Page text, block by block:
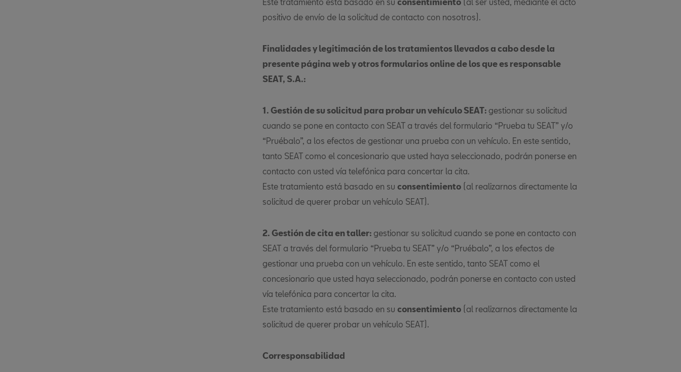
positivo de envío de la solicitud de contacto con nosotros).
Finalidades y legitimación de los tratamientos llevados a cabo desde la
presente página web y otros formularios online de los que es responsable
SEAT, S.A.:
1. Gestión de su solicitud para probar un vehículo SEAT: gestionar su solicitud
cuando se pone en contacto con SEAT a través del formulario “Prueba tu SEAT” y/o
“Pruébalo”, a los efectos de gestionar una prueba con un vehículo. En este sentido,
tanto SEAT como el concesionario que usted haya seleccionado, podrán ponerse en
contacto con usted vía telefónica para concertar la cita.
Este tratamiento está basado en su consentimiento(al realizarnos directamente la
solicitud de querer probar un vehículo SEAT).
2. Gestión de cita en taller: gestionar su solicitud cuando se pone en contacto con
SEAT a través del formulario “Prueba tu SEAT” y/o “Pruébalo”, a los efectos de
gestionar una prueba con un vehículo. En este sentido, tanto SEAT como el
concesionario que usted haya seleccionado, podrán ponerse en contacto con usted
vía telefónica para concertar la cita.
Este tratamiento está basado en su consentimiento(al realizarnos directamente la
solicitud de querer probar un vehículo SEAT).
Corresponsabilidad